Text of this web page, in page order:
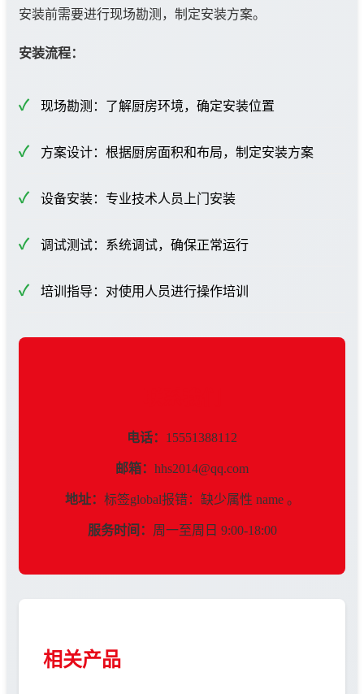
安装前需要进行现场勘测，制定安装方案。
安装流程：
现场勘测：了解厨房环境，确定安装位置
方案设计：根据厨房面积和布局，制定安装方案
设备安装：专业技术人员上门安装
调试测试：系统调试，确保正常运行
培训指导：对使用人员进行操作培训
电话： 15551388112
邮箱： hhs2014@qq.com
地址： 标签global报错：缺少属性 name 。
服务时间： 周一至周日 9:00-18:00
相关产品